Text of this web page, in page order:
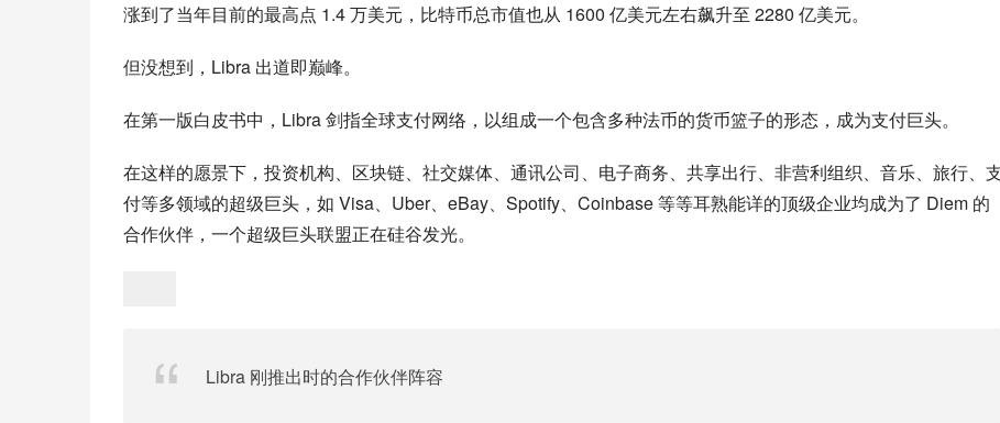
涨到了当年目前的最高点 1.4 万美元，比特币总市值也从 1600 亿美元左右飙升至 2280 亿美元。
但没想到，Libra 出道即巅峰。
在第一版白皮书中，Libra 剑指全球支付网络，以组成一个包含多种法币的货币篮子的形态，成为支付巨头。
在这样的愿景下，投资机构、区块链、社交媒体、通讯公司、电子商务、共享出行、非营利组织、音乐、旅行、
付等多领域的超级巨头，如 Visa、Uber、eBay、Spotify、Coinbase 等等耳熟能详的顶级企业均成为了 Diem 的
合作伙伴，一个超级巨头联盟正在硅谷发光。
Libra 刚推出时的合作伙伴阵容